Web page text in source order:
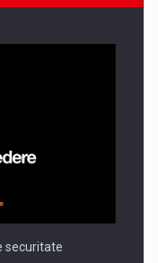
TECHNOLOGY FOR
securitate